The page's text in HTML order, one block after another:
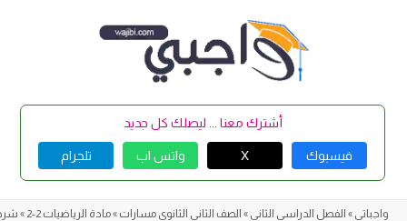
أشترك معنا ... ليصلك كل جديد
فيسبوك X واتس اب تلجرام
واجباتي » الفصل الدراسي الثاني » الصف الثاني الثانوي مسارات »مادة الرياضيات 2-2 »